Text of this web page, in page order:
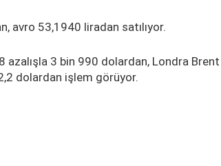
avro 53,1940 liradan satılıyor.
azalışla 3 bin 990 dolardan, Londra Brent
dolardan işlem görüyor.